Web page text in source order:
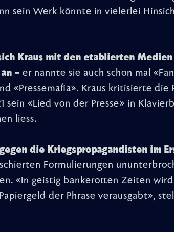
sein Werk könnte in vielerlei
Kraus mit den etablierten
– er nannte sie auch schon mal
«Pressemafia». Kraus kritisierte die
sein «Lied von der Presse» in
liess.
die Kriegspropagandisten im
Formulierungen
«In geistig bankerotten Zeiten
der Phrase verausgabt»,